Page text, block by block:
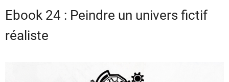
Ebook 24 : Peindre un univers fictif
réaliste